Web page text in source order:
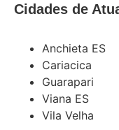
Cidades de
Anchieta ES
Cariacica
Guarapari
Viana ES
Vila Velha